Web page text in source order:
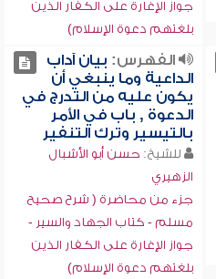
جواز الإغارة على الكفار الذين
بلغتهم دعوة الإسلام)
الفهرس: بيان آداب
الداعية وما ينبغي أن
يكون عليه من التدرج في
الدعوة , باب في الأمر
بالتيسير وترك التنفير
للشيخ: حسن أبو الأشبال
الزهيري
جزء من محاضرة ( شرح صحيح
مسلم - كتاب الجهاد والسير -
جواز الإغارة على الكفار الذين
بلغتهم دعوة الإسلام)